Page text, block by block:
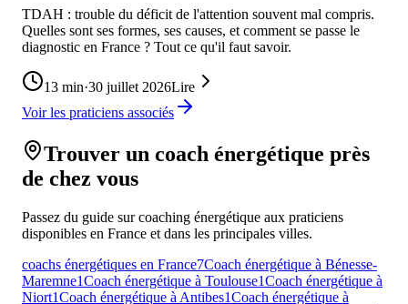
TDAH : trouble du déficit de l'attention souvent mal compris.
Quelles sont ses formes, ses causes, et comment se passe le
diagnostic en France ? Tout ce qu'il faut savoir.
13 min·30 juillet 2026Lire
Voir les praticiens associés
Trouver un coach énergétique près
de chez vous
Passez du guide sur coaching énergétique aux praticiens
disponibles en France et dans les principales villes.
coachs énergétiques en France7Coach énergétique à Bénesse-
Maremne1Coach énergétique à Toulouse1Coach énergétique à
Niort1Coach énergétique à Antibes1Coach énergétique à